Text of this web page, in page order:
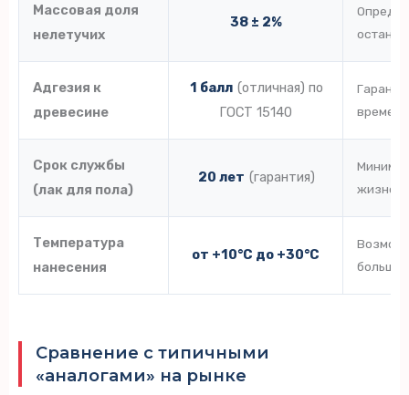
Массовая доля
нелетучих
38 ± 2%
Адгезия к
древесине
1 балл (отличная) по
ГОСТ 15140
Срок службы
(лак для пола)
20 лет (гарантия)
Температура
нанесения
от +10°C до +30°C
Сравнение с типичными
«аналогами» на рынке